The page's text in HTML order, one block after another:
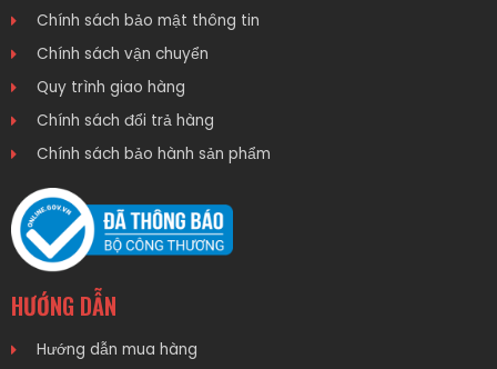
Chính sách bảo mật thông tin
Chính sách vận chuyển
Quy trình giao hàng
Chính sách đổi trả hàng
Chính sách bảo hành sản phẩm
HƯỚNG DẪN
Hướng dẫn mua hàng